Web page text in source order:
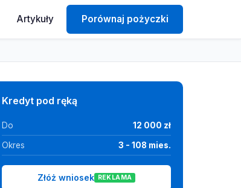
Artykuły Porównaj pożyczki
Kredyt pod ręką
Do 12 000 zł
Okres 3 - 108 mies.
Złóż wniosek REKLAMA